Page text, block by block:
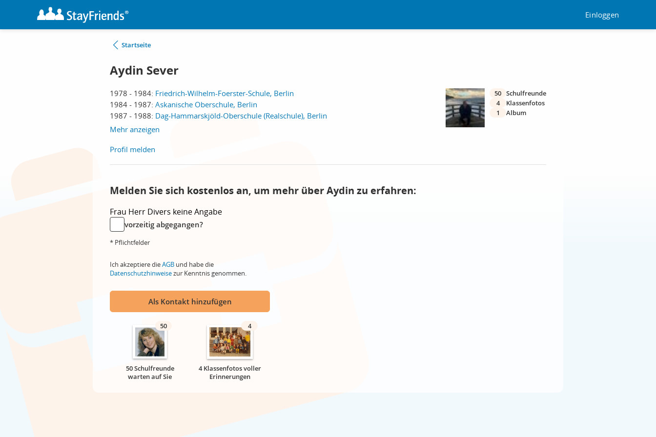
Einloggen
Startseite
Aydin Sever
1978 - 1984: Friedrich-Wilhelm-Foerster-Schule, Berlin
1984 - 1987: Askanische Oberschule, Berlin
1987 - 1988: Dag-Hammarskjöld-Oberschule (Realschule), Berlin
Mehr anzeigen
50 Schulfreunde
4
Klassenfotos
1
Album
Profil melden
Melden Sie sich kostenlos an, um mehr über Aydin zu erfahren:
Frau Herr Divers keine Angabe
vorzeitig abgegangen?
* Pflichtfelder
Ich akzeptiere dieAGB und habe die
Datenschutzhinweisezur Kenntnis genommen.
Als Kontakt hinzufügen
50
50 Schulfreunde
warten auf Sie
4
4 Klassenfotos voller
Erinnerungen